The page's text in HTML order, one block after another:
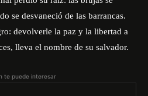
se desvaneció de las barrancas.
devolverle la paz y la libertad a
lleva el nombre de su salvador.
te puede interesar